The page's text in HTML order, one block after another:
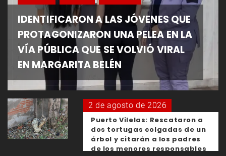
IDENTIFICARON A LAS JÓVENES QUE
PROTAGONIZARON UNA PELEA EN LA
VÍA PÚBLICA QUE SE VOLVIÓ VIRAL
EN MARGARITA BELÉN
2 de agosto de 2026
Puerto Vilelas: Rescataron a
dos tortugas colgadas de un
árbol y citarán a los padres
de los menores responsables